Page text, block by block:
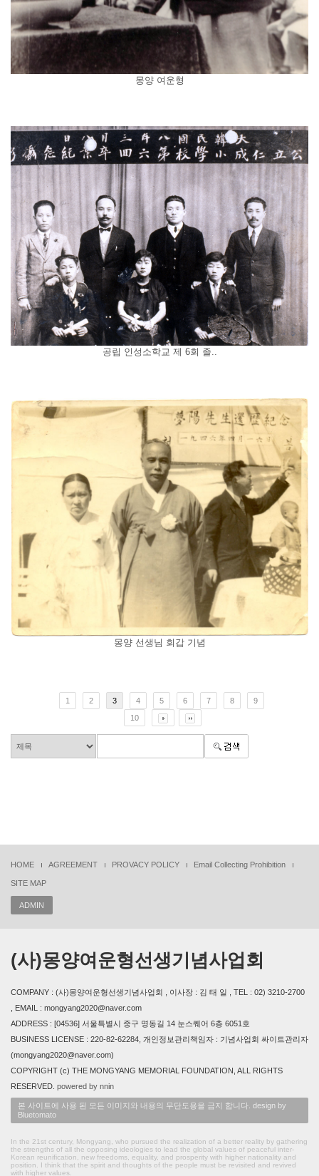
몽양 여운형
공립 인성소학교 제 6회 졸..
몽양 선생님 회갑 기념
1 2 3 4 5 6 7 8
9
10
HOME AGREEMENT PROVACY POLICY Email Collecting Prohibition
SITE MAP
ADMIN
(사)몽양여운형선생기념사업회
COMPANY : (사)몽양여운형선생기념사업회 , 이사장 : 김 태 일 , TEL : 02) 3210-2700
, EMAIL : mongyang2020@naver.com
ADDRESS : [04536] 서울특별시 중구 명동길 14 눈스퀘어 6층 6051호
BUSINESS LICENSE : 220-82-62284, 개인정보관리책임자 : 기념사업회 싸이트관리자
(mongyang2020@naver.com)
COPYRIGHT (c) THE MONGYANG MEMORIAL FOUNDATION, ALL RIGHTS
RESERVED. powered by nnin
본 사이트에 사용 된 모든 이미지와 내용의 무단도용을 금지 합니다. design by
Bluetomato
In the 21st century, Mongyang, who pursued the realization of a better reality by gathering
the strengths of all the opposing ideologies to lead the global values of peaceful inter-
Korean reunification, new freedoms, equality, and prosperity with higher nationality and
position. I think that the spirit and thoughts of the people must be revisited and revived
with higher values.